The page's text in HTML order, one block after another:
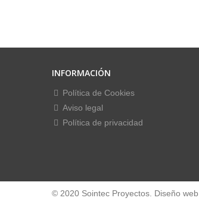
INFORMACIÓN
Política de Cookies
Aviso legal
Política de privacidad
© 2020 Sointec Proyectos. Diseño web